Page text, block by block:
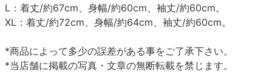
L：着丈/約67cm、身幅/約60cm、袖丈/約60cm。
XL：着丈/約72cm、身幅/約64cm、袖丈/約60cm。
*商品によって多少の誤差がある事をご了承下さい。
*当店舗に掲載の写真・文章の無断転載を禁じます。